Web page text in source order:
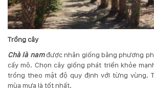
Trồng cây
Chà là namđược nhân giống bằng phương
cấy mô. Chọn cây giống phát triển khỏe
trồng theo mật độ quy định với từng vùng.
mùa mưa là tốt nhất.